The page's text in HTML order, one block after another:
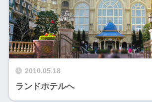
2010.05.18
ランドホテルへ